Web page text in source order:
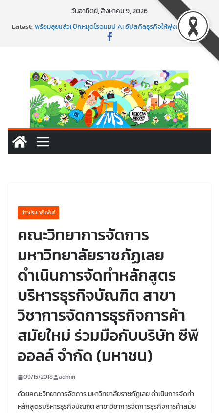
วันอาทิตย์, สิงหาคม 9, 2026
Latest:พร้อมลุยแล้ว! ปักหมุดโรดแมป AI อัปสกิลธุรกิจให้พุ่งทะยาน
พาธุรกิจท้องถิ่นสู่ตลาดโลก ด้วยเทคโนโลยี AI!
นอกจากเทคโนโลยีจะล้ำ หัวใจคนทำธุรกิจก็ต้องสตรอง!
ข่าวประชาสัมพันธ์
คณะวิทยาการจัดการ
มหาวิทยาลัยราชภัฏเลย
ดำเนินการจัดทำหลักสูตร
บริหารธุรกิจบัณฑิต สาขา
วิชาการจัดการธุรกิจการค้า
สมัยใหม่ ร่วมมือกับบริษัท ซีพี
ออลล์ จำกัด (มหาชน)
09/15/2018 admin
ด้วยคณะวิทยาการจัดการ มหาวิทยาลัยราชภัฏเลย ดำเนินการจัดทำ
หลักสูตรบริหารธุรกิจบัณฑิต สาขาวิชาการจัดการธุรกิจการค้าสมัย